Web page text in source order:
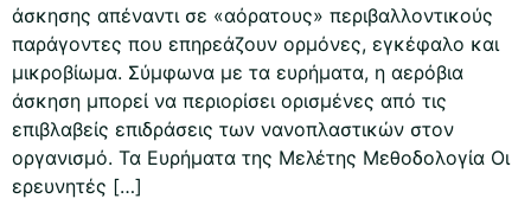
άσκησης απέναντι σε «αόρατους» περιβαλλοντικούς
παράγοντες που επηρεάζουν ορμόνες, εγκέφαλο και
μικροβίωμα. Σύμφωνα με τα ευρήματα, η αερόβια
άσκηση μπορεί να περιορίσει ορισμένες από τις
επιβλαβείς επιδράσεις των νανοπλαστικών στον
οργανισμό. Τα Ευρήματα της Μελέτης Μεθοδολογία Οι
ερευνητές […]